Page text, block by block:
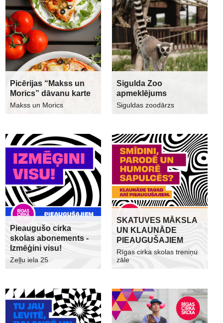
Picērijas “Makss un
Morics” dāvanu karte
Makss un Morics
Sigulda Zoo
apmeklējums
Siguldas zoodārzs
Pieaugušo cirka
skolas abonements -
Izmēģini visu!
Zeļļu iela 25
SKATUVES MĀKSLA
UN KLAUNĀDE
PIEAUGUŠAJIEM
Rīgas cirka skolas treniņu
zāle